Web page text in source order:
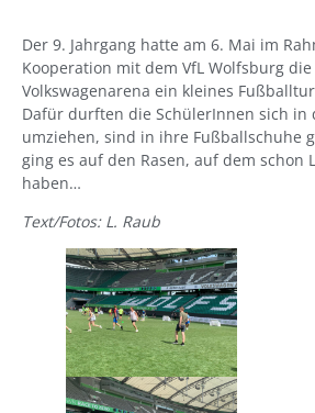
Der 9. Jahrgang hatte am 6. Mai im
Kooperation mit dem VfL Wolfsburg
Volkswagenarena ein kleines
Dafür durften die SchülerInnen sich in
umziehen, sind in ihre Fußballschuhe
ging es auf den Rasen, auf dem schon
haben…
Text/Fotos: L. Raub